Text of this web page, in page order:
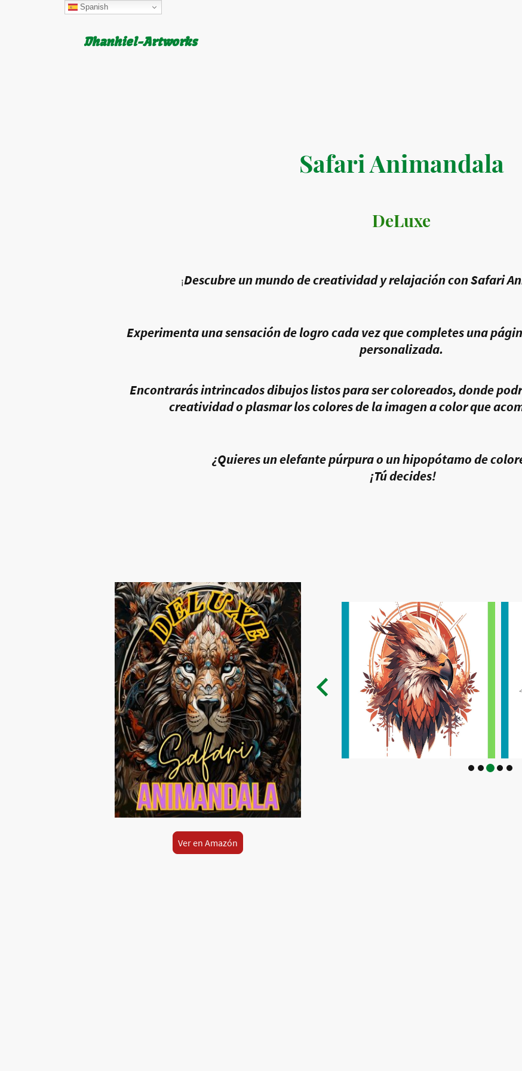
Dhanhiel-Artworks
Safari Animandala
DeLuxe
¡Descubre un mundo de creatividad y relajación con Safari
Experimenta una sensación de logro cada vez que completes una
personalizada.
Encontrarás intrincados dibujos listos para ser coloreados, donde
creatividad o plasmar los colores de la imagen a color que
¿Quieres un elefante púrpura o un hipopótamo de
¡Tú decides!
Ver en Amazón
Spanish